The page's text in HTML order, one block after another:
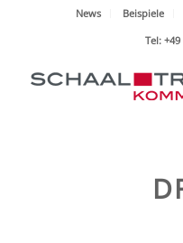
News Beispiele
Tel: +49